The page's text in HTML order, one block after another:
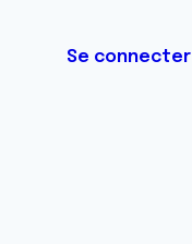
Se connecter